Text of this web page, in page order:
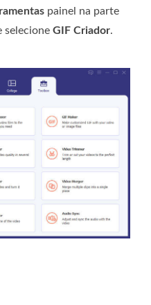
painel na parte
selecione GIF Criador.